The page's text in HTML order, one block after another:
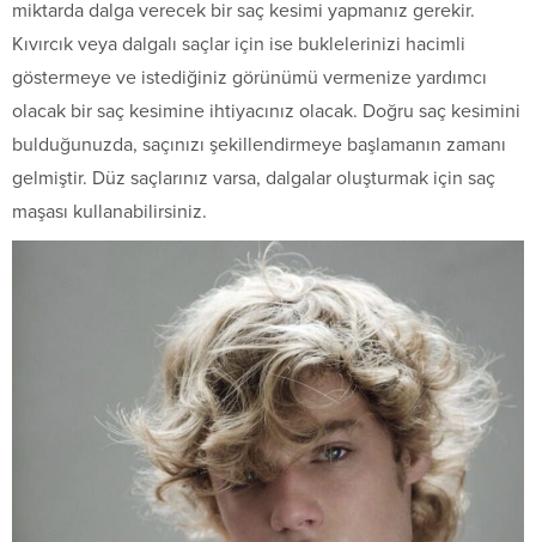
miktarda dalga verecek bir saç kesimi yapmanız gerekir.
Kıvırcık veya dalgalı saçlar için ise buklelerinizi hacimli
göstermeye ve istediğiniz görünümü vermenize yardımcı
olacak bir saç kesimine ihtiyacınız olacak. Doğru saç kesimini
bulduğunuzda, saçınızı şekillendirmeye başlamanın zamanı
gelmiştir. Düz saçlarınız varsa, dalgalar oluşturmak için saç
maşası kullanabilirsiniz.